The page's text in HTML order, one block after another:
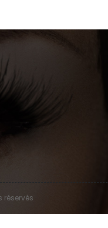
réservés